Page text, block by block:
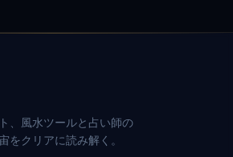
、風水ツールと占い師の
をクリアに読み解く。